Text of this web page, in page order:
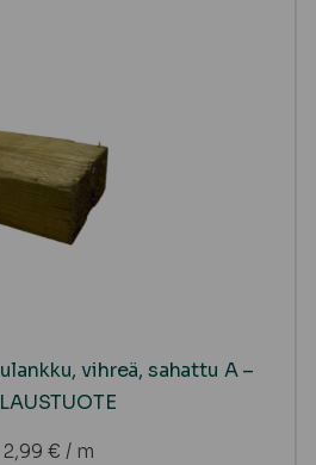
vihreä, sahattu A –
2,99 € / m